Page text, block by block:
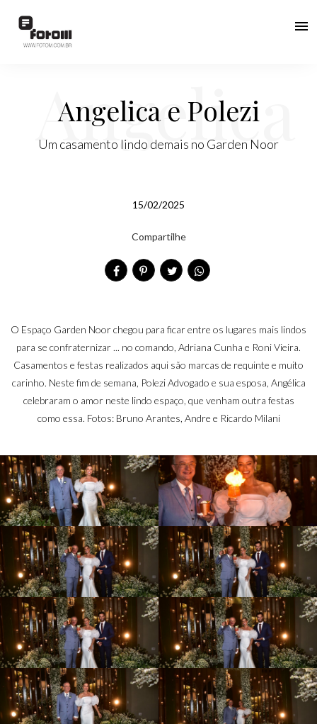
menu
Angelica e Polezi
Angelica
e Polezi
Um casamento lindo demais no Garden Noor
15/02/2025
Compartilhe
O Espaço Garden Noor chegou para ficar entre os lugares mais lindos
para se confraternizar ... no comando, Adriana Cunha e Roni Vieira.
Casamentos e festas realizados aqui são marcas de requinte e muito
carinho. Neste fim de semana, Polezi Advogado e sua esposa, Angélica
celebraram o amor neste lindo espaço, que venham outra festas
como essa. Fotos: Bruno Arantes, Andre e Ricardo Milani